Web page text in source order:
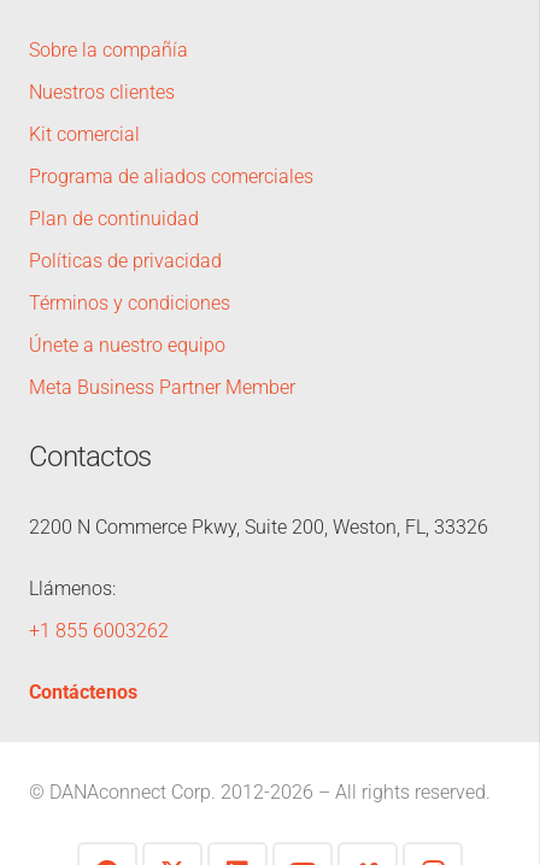
Sobre la compañía
Nuestros clientes
Kit comercial
Programa de aliados comerciales
Plan de continuidad
Políticas de privacidad
Términos y condiciones
Únete a nuestro equipo
Meta Business Partner Member
Contactos
2200 N Commerce Pkwy, Suite 200, Weston, FL, 33326
Llámenos:
+1 855 6003262
Contáctenos
© DANAconnect Corp. 2012-2026 – All rights reserved.